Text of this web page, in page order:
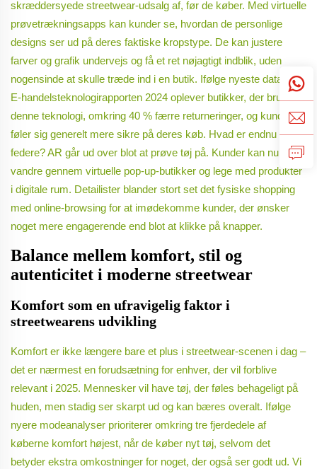
skræddersyede streetwear-udsalg af, før de køber. Med virtuelle
prøvetrækningsapps kan kunder se, hvordan de personlige
designs ser ud på deres faktiske kropstype. De kan justere
farver og grafik undervejs og få et ret nøjagtigt indblik, uden
nogensinde at skulle træde ind i en butik. Ifølge nyeste data fra
E-handelsteknologirapporten 2024 oplever butikker, der bruger
denne teknologi, omkring 40 % færre returneringer, og kunderne
føler sig generelt mere sikre på deres køb. Hvad er endnu
federe? AR går ud over blot at prøve tøj på. Kunder kan nu
vandre gennem virtuelle pop-up-butikker og lege med produkter
i digitale rum. Detailister blander stort set det fysiske shopping
med online-browsing for at imødekomme kunder, der ønsker
noget mere engagerende end blot at klikke på knapper.
Balance mellem komfort, stil og
autenticitet i moderne streetwear
Komfort som en ufravigelig faktor i
streetwearens udvikling
Komfort er ikke længere bare et plus i streetwear-scenen i dag –
det er nærmest en forudsætning for enhver, der vil forblive
relevant i 2025. Mennesker vil have tøj, der føles behageligt på
huden, men stadig ser skarpt ud og kan bæres overalt. Ifølge
nyere modeanalyser prioriterer omkring tre fjerdedele af
køberne komfort højest, når de køber nyt tøj, selvom det
betyder ekstra omkostninger for noget, der også ser godt ud. Vi